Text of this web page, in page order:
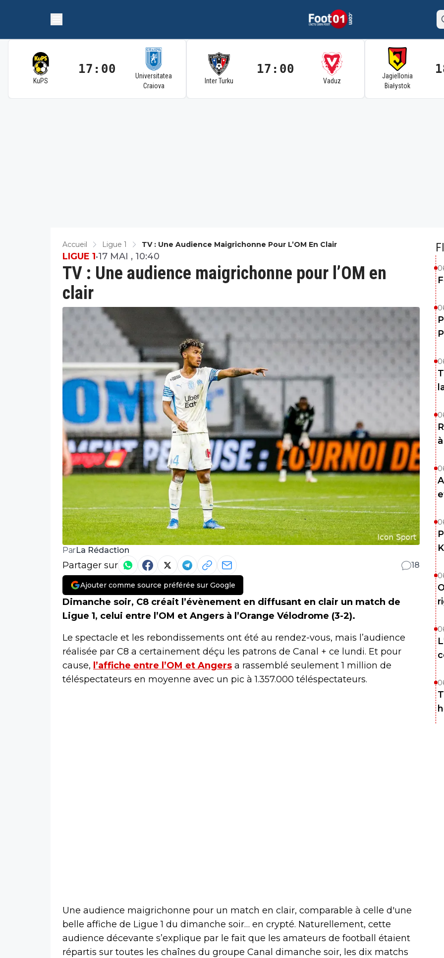
KuPS
17:00
Universitatea
Craiova
Inter Turku
17:00
Vaduz
Jagiellonia
Białystok
Accueil Ligue 1 TV : Une Audience Maigrichonne Pour L’OM En Clair
TV : Une audience maigrichonne pour l’OM en
clair
LIGUE 1•17 MAI , 10:40
ParLa Rédaction
Partager sur 18
Ajouter comme source préférée sur Google
Dimanche soir, C8 créait l’évènement en diffusant en clair un match de
Ligue 1, celui entre l’OM et Angers à l’Orange Vélodrome (3-2).
Le spectacle et les rebondissements ont été au rendez-vous, mais l’audience
réalisée par C8 a certainement déçu les patrons de Canal + ce lundi. Et pour
cause, l’affiche entre l’OM et Angers a rassemblé seulement 1 million de
téléspectateurs en moyenne avec un pic à 1.357.000 téléspectateurs.
Une audience maigrichonne pour un match en clair, comparable à celle d'une
belle affiche de Ligue 1 du dimanche soir… en crypté. Naturellement, cette
audience décevante s’explique par le fait que les amateurs de football étaient
répartis sur toutes les chaînes du groupe Canal dimanche soir, les dix matchs